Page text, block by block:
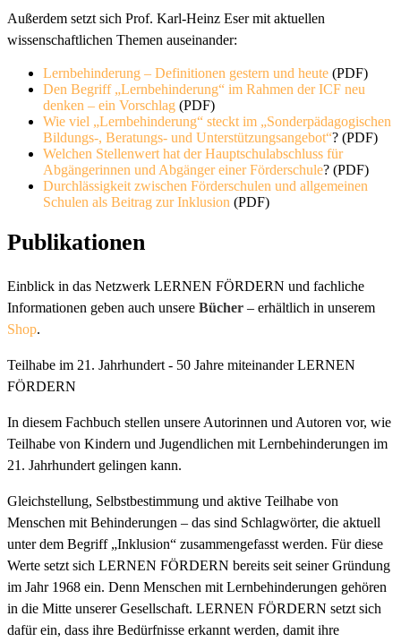
Außerdem setzt sich Prof. Karl-Heinz Eser mit aktuellen
wissenschaftlichen Themen auseinander:
Lernbehinderung – Definitionen gestern und heute (PDF)
Den Begriff „Lernbehinderung“ im Rahmen der ICF neu
denken – ein Vorschlag (PDF)
Wie viel „Lernbehinderung“ steckt im „Sonderpädagogischen
Bildungs-, Beratungs- und Unterstützungsangebot“? (PDF)
Welchen Stellenwert hat der Hauptschulabschluss für
Abgängerinnen und Abgänger einer Förderschule? (PDF)
Durchlässigkeit zwischen Förderschulen und allgemeinen
Schulen als Beitrag zur Inklusion (PDF)
Publikationen
Einblick in das Netzwerk LERNEN FÖRDERN und fachliche
Informationen geben auch unsere Bücher – erhältlich in unserem
Shop.
Teilhabe im 21. Jahrhundert - 50 Jahre miteinander LERNEN
FÖRDERN
In diesem Fachbuch stellen unsere Autorinnen und Autoren vor, wie
Teilhabe von Kindern und Jugendlichen mit Lernbehinderungen im
21. Jahrhundert gelingen kann.
Gleichstellung, Selbstbestimmung und aktive Teilhabe von
Menschen mit Behinderungen – das sind Schlagwörter, die aktuell
unter dem Begriff „Inklusion“ zusammengefasst werden. Für diese
Werte setzt sich LERNEN FÖRDERN bereits seit seiner Gründung
im Jahr 1968 ein. Denn Menschen mit Lernbehinderungen gehören
in die Mitte unserer Gesellschaft. LERNEN FÖRDERN setzt sich
dafür ein, dass ihre Bedürfnisse erkannt werden, damit ihre